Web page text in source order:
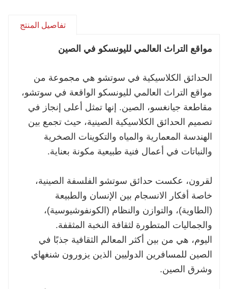
تفاصيل المنتج
مواقع التراث العالمي لليونسكو في الصين
الحدائق الكلاسيكية في سوتشو هي مجموعة من
مواقع التراث العالمي لليونسكو الواقعة في سوتشو،
مقاطعة جيانغسو، الصين. إنها تمثل أعلى إنجاز في
تصميم الحدائق الكلاسيكية الصينية، حيث تجمع بين
الهندسة المعمارية والمياه والتكوينات الصخرية
والنباتات في أعمال فنية طبيعية مكونة بعناية.
لقرون، عكست حدائق سوتشو الفلسفة الصينية،
خاصة أفكار الانسجام بين الإنسان والطبيعة
(الطاوية)، والتوازن والنظام (الكونفوشيوسية)،
والجماليات المتطورة لثقافة النخبة المثقفة.
اليوم، هي من بين أكثر المعالم الثقافية جذبًا في
الصين للمسافرين الدوليين الذين يزورون شنغهاي
وشرق الصين.